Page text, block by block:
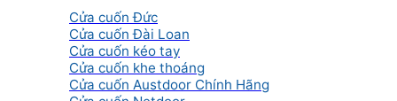
Cửa cuốn Đức
Cửa cuốn Đài Loan
Cửa cuốn kéo tay
Cửa cuốn khe thoáng
Cửa cuốn Austdoor Chính Hãng